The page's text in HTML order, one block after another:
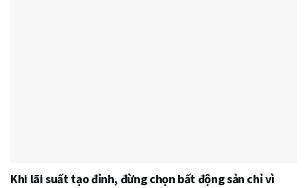
Khi lãi suất tạo đỉnh, đừng chọn bất động sản chỉ vì